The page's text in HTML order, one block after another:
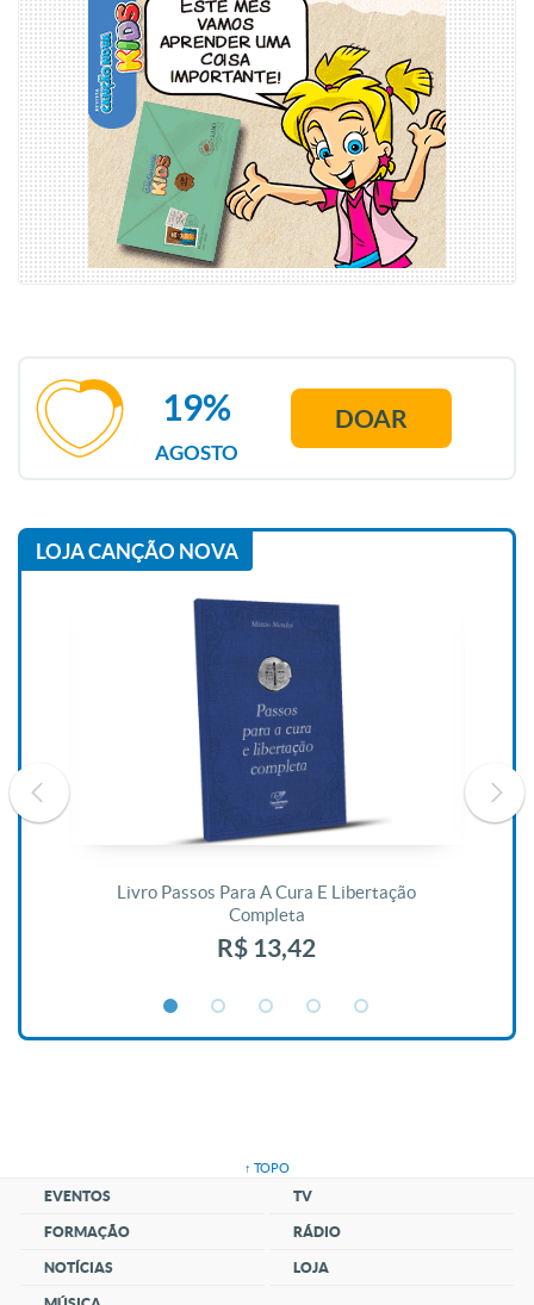
AGOSTO
19% DOAR
LOJA CANÇÃO NOVA
Livro Passos Para A Cura E Libertação
Completa
R$ 13,42
↑ TOPO
EVENTOS
FORMAÇÃO
NOTÍCIAS
TV
RÁDIO
LOJA